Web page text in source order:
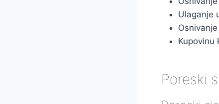
Ulaganje
Kupovinu
Poreski